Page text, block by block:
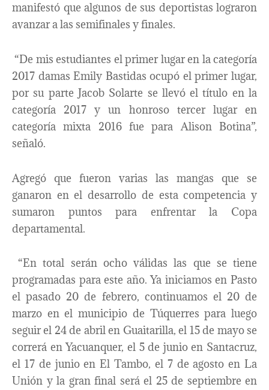
manifestó que algunos de sus deportistas lograron
avanzar a las semifinales y finales.
“De mis estudiantes el primer lugar en la categoría
2017 damas Emily Bastidas ocupó el primer lugar,
por su parte Jacob Solarte se llevó el título en la
categoría 2017 y un honroso tercer lugar en
categoría mixta 2016 fue para Alison Botina”,
señaló.
Agregó que fueron varias las mangas que se
ganaron en el desarrollo de esta competencia y
sumaron puntos para enfrentar la Copa
departamental.
“En total serán ocho válidas las que se tiene
programadas para este año. Ya iniciamos en Pasto
el pasado 20 de febrero, continuamos el 20 de
marzo en el municipio de Túquerres para luego
seguir el 24 de abril en Guaitarilla, el 15 de mayo se
correrá en Yacuanquer, el 5 de junio en Santacruz,
el 17 de junio en El Tambo, el 7 de agosto en La
Unión y la gran final será el 25 de septiembre en